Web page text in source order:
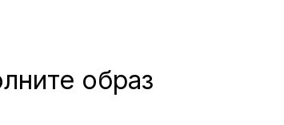
образ